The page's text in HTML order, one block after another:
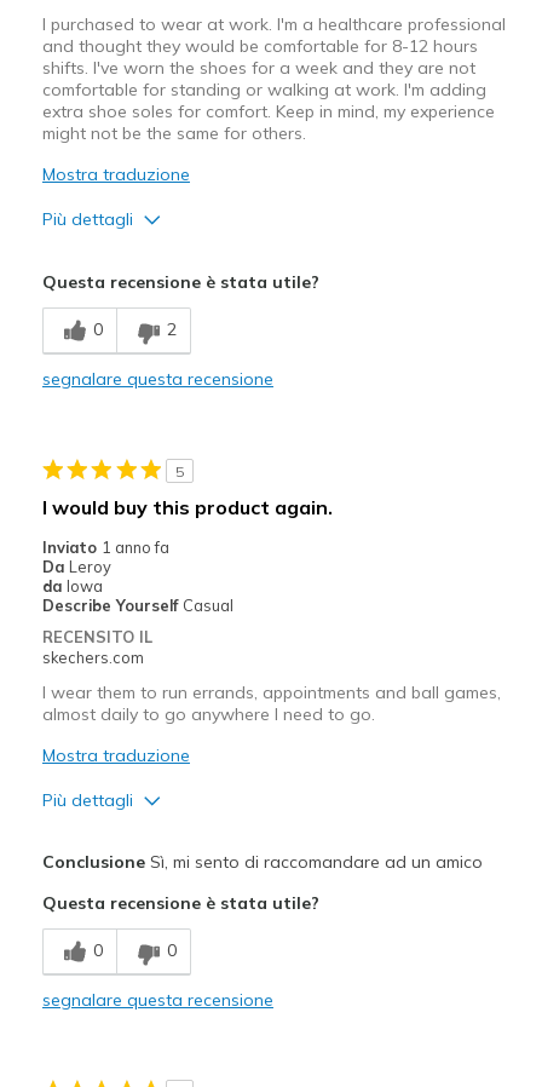
I purchased to wear at work. I'm a healthcare professional
and thought they would be comfortable for 8-12 hours
shifts. I've worn the shoes for a week and they are not
comfortable for standing or walking at work. I'm adding
extra shoe soles for comfort. Keep in mind, my experience
might not be the same for others.
Mostra traduzione
Più dettagli
Stylish
Poor Cushioning
Casual Wear
Sizing
View On Shoes
I'm Really Into Shoes
Questa recensione è stata utile?
0 2
segnalare questa recensione
5
I would buy this product again.
Inviato 1 anno fa
Da Leroy
da Iowa
Describe Yourself Casual
RECENSITO IL
skechers.com
I wear them to run errands, appointments and ball games,
almost daily to go anywhere I need to go.
Mostra traduzione
Più dettagli
Migliori Utilizzi:
Casual Wear
Going Out
ConclusioneSì, mi sento di raccomandare ad un amico
Questa recensione è stata utile?
0 0
segnalare questa recensione